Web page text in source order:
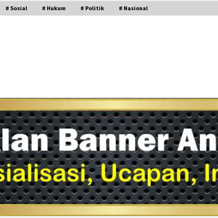
# Sosial # Hukum # Politik # Nasional